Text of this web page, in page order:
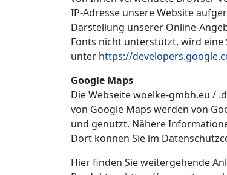
IP-Adresse unsere Website
Darstellung unserer Online-
Fonts nicht unterstützt, wird
unter https://
Google Maps
Die Webseite woelke-gmbh.eu /
von Google Maps werden von
und genutzt. Nähere
Dort können Sie im
Hier finden Sie weitergehende